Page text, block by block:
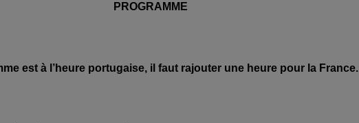
PROGRAMME
est à l’heure portugaise, il faut rajouter une heure pour la France.